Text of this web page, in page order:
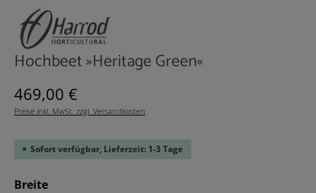
Hochbeet »Heritage Green«
Regulärer Preis:
469,00 €
Preise inkl. MwSt. zzgl. Versandkosten
Sofort verfügbar, Lieferzeit: 1-3 Tage
Breiteauswählen